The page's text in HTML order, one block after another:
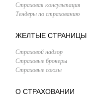
Страховая консультация
Тендеры по страхованию
ЖЕЛТЫЕ СТРАНИЦЫ
Страховой надзор
Страховые брокеры
Страховые союзы
О СТРАХОВАНИИ